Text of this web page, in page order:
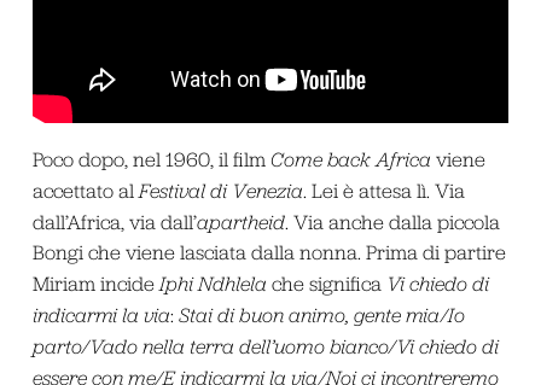
Poco dopo, nel 1960, il film Come back Africa viene
accettato al Festival di Venezia. Lei è attesa lì. Via
dall’Africa, via dall’apartheid. Via anche dalla piccola
Bongi che viene lasciata dalla nonna. Prima di partire
Miriam incide Iphi Ndhlela che significa Vi chiedo di
indicarmi la via: Stai di buon animo, gente mia/Io
parto/Vado nella terra dell’uomo bianco/Vi chiedo di
essere con me/E indicarmi la via/Noi ci incontreremo